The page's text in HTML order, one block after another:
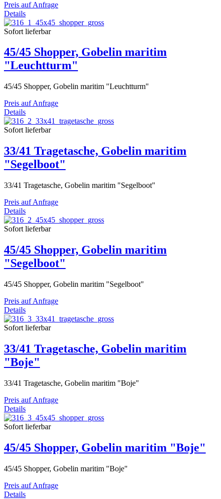
Preis auf Anfrage
Details
Sofort lieferbar
45/45 Shopper, Gobelin maritim
"Leuchtturm"
45/45 Shopper, Gobelin maritim "Leuchtturm"
Preis auf Anfrage
Details
Sofort lieferbar
33/41 Tragetasche, Gobelin maritim
"Segelboot"
33/41 Tragetasche, Gobelin maritim "Segelboot"
Preis auf Anfrage
Details
Sofort lieferbar
45/45 Shopper, Gobelin maritim
"Segelboot"
45/45 Shopper, Gobelin maritim "Segelboot"
Preis auf Anfrage
Details
Sofort lieferbar
33/41 Tragetasche, Gobelin maritim
"Boje"
33/41 Tragetasche, Gobelin maritim "Boje"
Preis auf Anfrage
Details
Sofort lieferbar
45/45 Shopper, Gobelin maritim "Boje"
45/45 Shopper, Gobelin maritim "Boje"
Preis auf Anfrage
Details